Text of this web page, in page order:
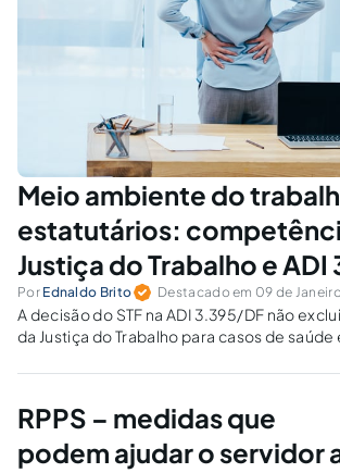
Meio ambiente do
estatutários:
Justiça do Trabalho e ADI
Por Ednaldo Brito Destacado em 09 de
A decisão do STF na ADI 3.395/DF não
da Justiça do Trabalho para casos de
RPPS – medidas que
podem ajudar o servidor